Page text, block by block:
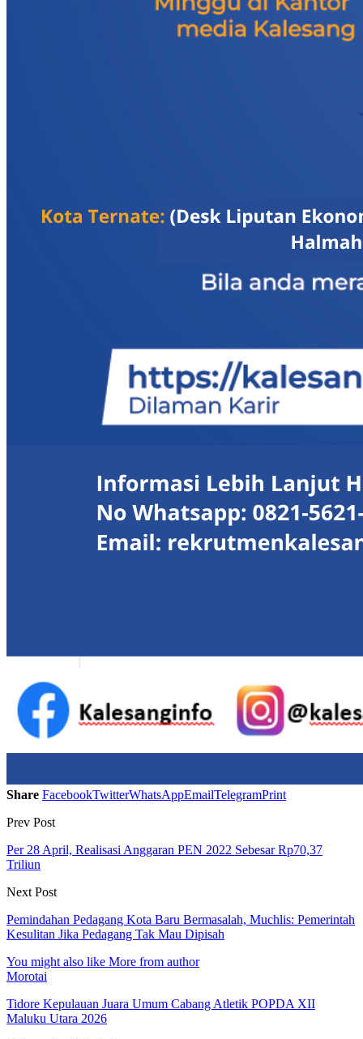
Share FacebookTwitterWhatsAppEmailTelegramPrint
Prev Post
Per 28 April, Realisasi Anggaran PEN 2022 Sebesar Rp70,37
Triliun
Next Post
Pemindahan Pedagang Kota Baru Bermasalah, Muchlis: Pemerintah
Kesulitan Jika Pedagang Tak Mau Dipisah
You might also like More from author
Morotai
Tidore Kepulauan Juara Umum Cabang Atletik POPDA XII
Maluku Utara 2026